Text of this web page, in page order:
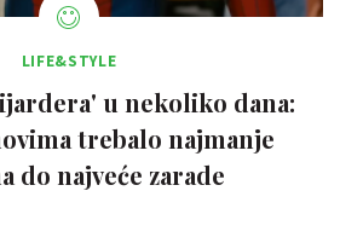
LIFE&STYLE
u nekoliko dana:
trebalo najmanje
do najveće zarade